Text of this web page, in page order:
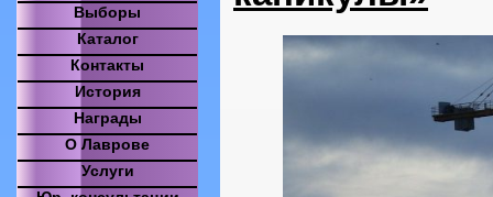
Выборы
Каталог
Контакты
История
Награды
О Лаврове
Услуги